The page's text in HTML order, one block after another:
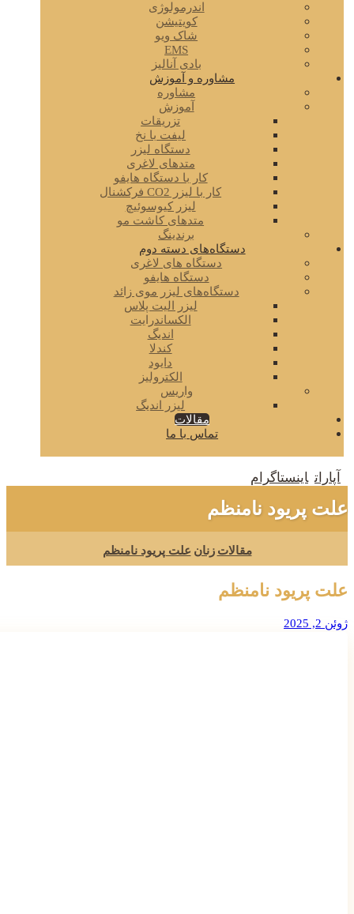
اندرمولوژی
کویتیشن
شاک ویو
EMS
بادی آنالیز
مشاوره و آموزش
مشاوره
آموزش
تزریقات
لیفت با نخ
دستگاه لیزر
متدهای لاغری
کار با دستگاه هایفو
کار با لیزر CO2 فرکشنال
لیزر کیوسوئیچ
متدهای کاشت مو
برندینگ
دستگاه‌های دسته دوم
دستگاه های لاغری
دستگاه هایفو
دستگاه‌های لیزر موی زائد
لیزر الیت پلاس
الکساندرایت
اندیگ
کندلا
دایود
الکترولیز
واریس
لیزر اندیگ
مقالات
تماس با ما
آپارات اینستاگرام
علت پریود نامنظم
مقالات زنان علت پریود نامنظم
علت پریود نامنظم
ژوئن 2, 2025